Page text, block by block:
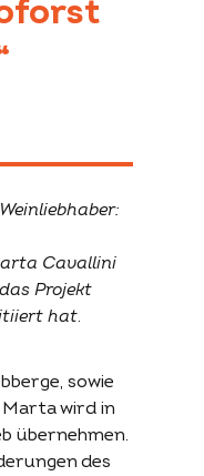
Cavallini
Projekt
hat.
sowie
Marta wird in
übernehmen.
des